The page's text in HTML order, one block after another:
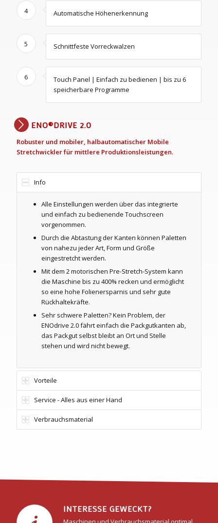
4 Automatische Höhenerkennung
5 Schnittfeste Vorreckwalzen
6
Touch Panel | Einfach zu bedienen | bis zu 6
speicherbare Programme
ENO®DRIVE 2.0
Robuster und mobiler, halbautomatischer Mobile
Stretchwickler für mittlere Produktionsleistungen.
Info
Alle Einstellungen werden über das integrierte
und einfach zu bedienende Touchscreen
vorgenommen.
Durch die Abtastung der Kanten können Paletten
von nahezu jeder Art, Form und Größe
eingestretcht werden.
Mit dem 2 motorischen Pre-Stretch-System kann
die Maschine bis zu 400% recken und ermöglicht
so eine hohe Folienersparnis und sehr gute
Rückhaltekräfte.
Sehr schwere Paletten? Kein Problem, der
ENOdrive 2.0 fährt einfach die Packgutkanten ab,
das Packgut selbst bleibt an Ort und Stelle
stehen und wird nicht bewegt.
Vorteile
Service - Alles aus einer Hand
Verbrauchsmaterial
INTERESSE GEWECKT?